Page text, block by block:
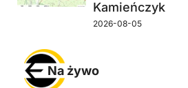
Kamieńczyk
2026-08-05
Na żywo